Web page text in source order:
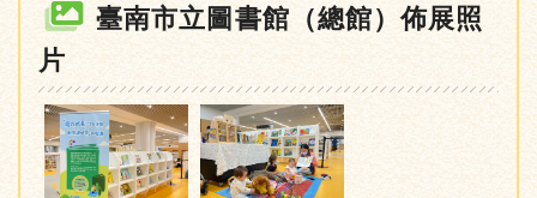
臺南市立圖書館（總館）佈展照
片